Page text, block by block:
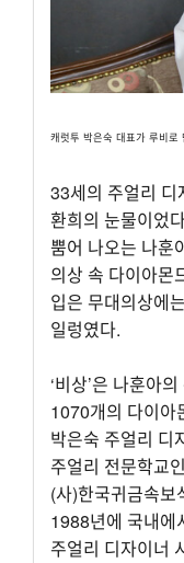
캐럿투 박은숙 대표가 루비로
33세의 주얼리 디
환희의 눈물이었
뿜어 나오는 나훈
의상 속 다이아몬
입은 무대의상에
일렁였다.
‘비상’은 나훈아
1070개의 다이아
박은숙 주얼리 디
주얼리 전문학교
(사)한국귀금속보
1988년에 국내에
주얼리 디자이너